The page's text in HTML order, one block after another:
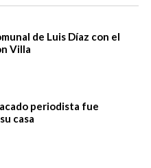
de Luis Díaz con el
Villa
periodista fue
casa